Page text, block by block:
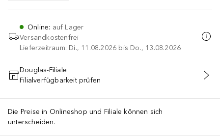
Online: auf Lager
Versandkostenfrei
Lieferzeitraum: Di., 11.08.2026 bis Do., 13.08.2026
IN DEN WARENKORB
Douglas-Filiale
Filialverfügbarkeit prüfen
Die Preise in Onlineshop und Filiale können sich
unterscheiden.